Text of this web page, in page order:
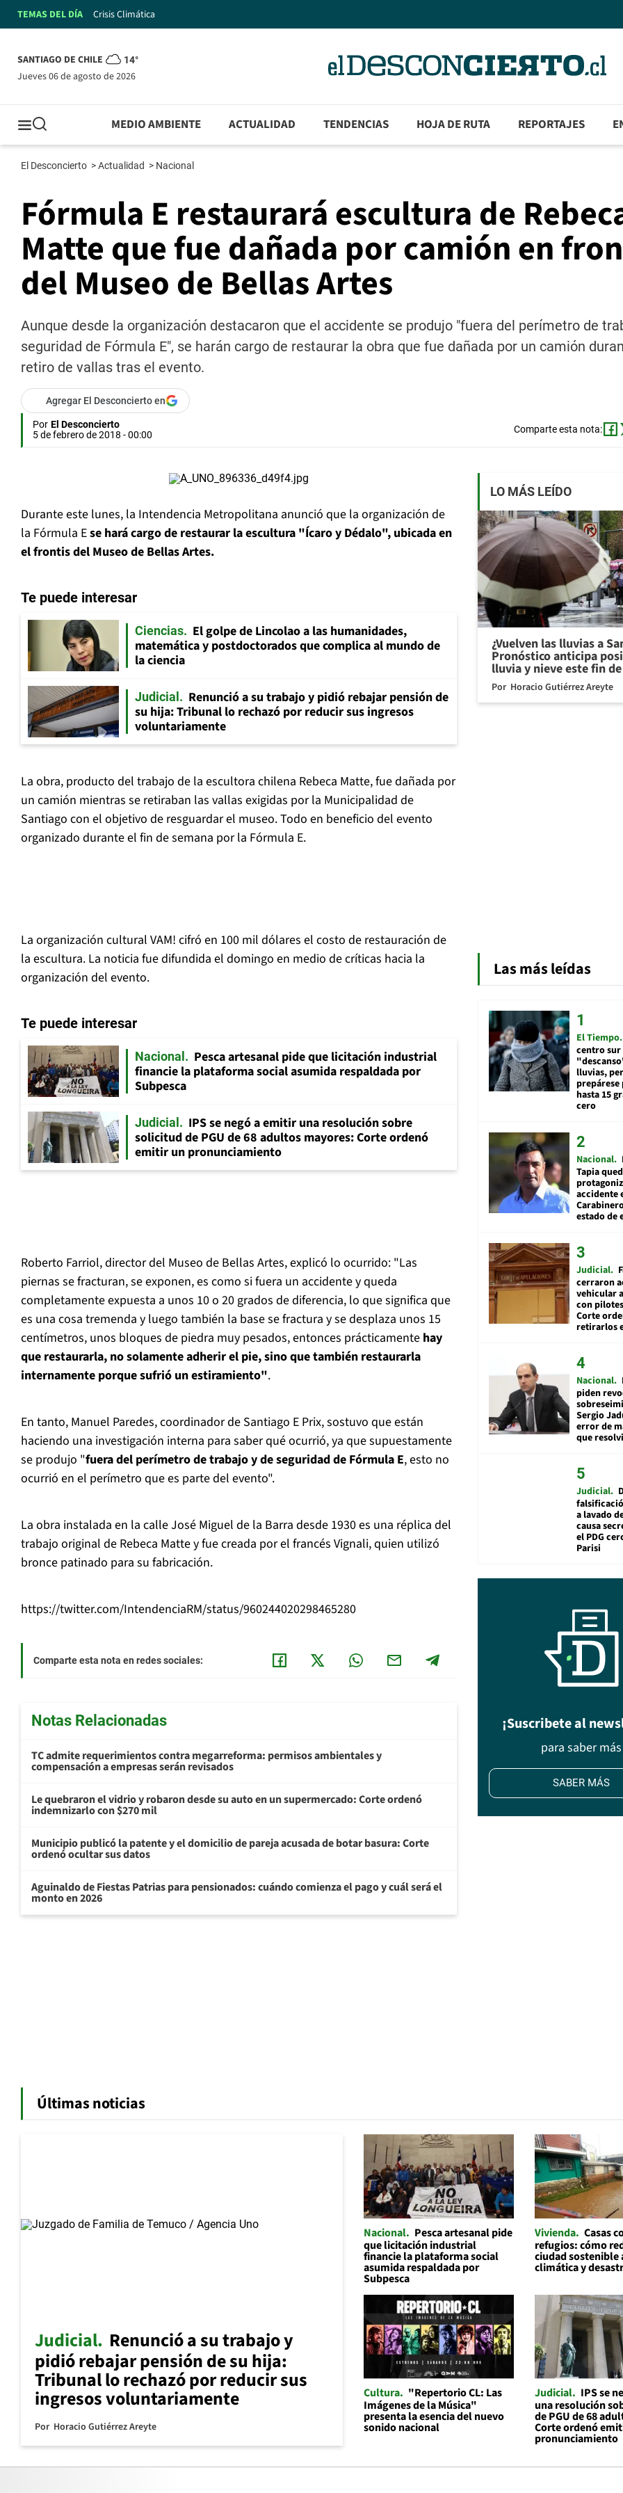
TEMAS DEL DÍA Crisis Climática
SANTIAGO DE CHILE 14°
jueves 06 de agosto de 2026
MEDIO AMBIENTE ACTUALIDAD TENDENCIAS HOJA DE RUTA REPORTAJES
El Desconcierto >Actualidad > Nacional
Fórmula E restaurará escultura de
Matte que fue dañada por camión en
del Museo de Bellas Artes
Aunque desde la organización destacaron que el accidente se produjo "fuera del perímetro de
seguridad de Fórmula E", se harán cargo de restaurar la obra que fue dañada por un camión
retiro de vallas tras el evento.
Agregar El Desconcierto en
Por El Desconcierto
5 de febrero de 2018 - 00:00
Comparte esta nota:
Durante este lunes, la Intendencia Metropolitana anunció que la organización de
la Fórmula Ese hará cargo de restaurar la escultura "Ícaro y Dédalo", ubicada en
el frontis del Museo de Bellas Artes.
Te puede interesar
Ciencias
El golpe de Lincolao a las humanidades,
matemática y postdoctorados que complica al mundo de
la ciencia
Judicial
Renunció a su trabajo y pidió rebajar pensión de
su hija: Tribunal lo rechazó por reducir sus ingresos
voluntariamente
La obra, producto del trabajo de la escultora chilena Rebeca Matte, fue dañada por
un camión mientras se retiraban las vallas exigidas por la Municipalidad de
Santiago con el objetivo de resguardar el museo. Todo en beneficio del evento
organizado durante el fin de semana por la Fórmula E.
La organización cultural VAM! cifró en 100 mil dólares el costo de restauración de
la escultura. La noticia fue difundida el domingo en medio de críticas hacia la
organización del evento.
Te puede interesar
Nacional
Pesca artesanal pide que licitación industrial
financie la plataforma social asumida respaldada por
Subpesca
Judicial
IPS se negó a emitir una resolución sobre
solicitud de PGU de 68 adultos mayores: Corte ordenó
emitir un pronunciamiento
Roberto Farriol, director del Museo de Bellas Artes, explicó lo ocurrido: "Las
piernas se fracturan, se exponen, es como si fuera un accidente y queda
completamente expuesta a unos 10 o 20 grados de diferencia, lo que significa que
es una cosa tremenda y luego también la base se fractura y se desplaza unos 15
centímetros, unos bloques de piedra muy pesados, entonces prácticamente hay
que restaurarla, no solamente adherir el pie, sino que también restaurarla
internamente porque sufrió un estiramiento".
En tanto, Manuel Paredes, coordinador de Santiago E Prix, sostuvo que están
haciendo una investigación interna para saber qué ocurrió, ya que supuestamente
se produjo "fuera del perímetro de trabajo y de seguridad de Fórmula E, esto no
ocurrió en el perímetro que es parte del evento".
La obra instalada en la calle José Miguel de la Barra desde 1930 es una réplica del
trabajo original de Rebeca Matte y fue creada por el francés Vignali, quien utilizó
bronce patinado para su fabricación.
https://twitter.com/IntendenciaRM/status/960244020298465280
Comparte esta nota en redes sociales:
Notas Relacionadas
TC admite requerimientos contra megarreforma: permisos ambientales y
compensación a empresas serán revisados
Le quebraron el vidrio y robaron desde su auto en un supermercado: Corte ordenó
indemnizarlo con $270 mil
Municipio publicó la patente y el domicilio de pareja acusada de botar basura: Corte
ordenó ocultar sus datos
Aguinaldo de Fiestas Patrias para pensionados: cuándo comienza el pago y cuál será el
monto en 2026
LO MÁS LEÍDO
¿Vuelven las lluvias a
Pronóstico anticipa
lluvia y nieve este fin
Por Horacio Gutiérrez Areyte
Las más leídas
El Tiempo
centro
lluvias,
hasta 15
cero
Nacional
Tapia
accidente
estado de
Judicial
cerraron
vehicular
con
Corte
retirarlos
Nacional
piden
Sergio
error de
que
Judicial
a lavado
causa
el PDG
Parisi
¡Suscribete al
para saber más
SABER MÁS
Últimas noticias
Judicial Renunció a su trabajo y
pidió rebajar pensión de su hija:
Tribunal lo rechazó por reducir sus
ingresos voluntariamente
Por Horacio Gutiérrez Areyte
Nacional
Pesca artesanal pide
que licitación industrial
financie la plataforma social
asumida respaldada por
Subpesca
Vivienda Casas
refugios: cómo
ciudad sostenible
climática y
Cultura
"Repertorio CL: Las
Imágenes de la Música"
presenta la esencia del nuevo
sonido nacional
Judicial IPS se
una resolución
de PGU de 68
Corte ordenó
pronunciamiento